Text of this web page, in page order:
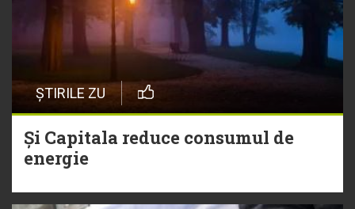
ȘTIRILE ZU
Și Capitala reduce consumul de
energie